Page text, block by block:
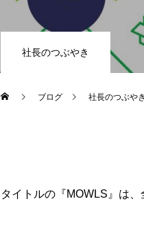
社長のつぶやき
ブログ 社長のつぶやき
タイトルの『MOWLS』は